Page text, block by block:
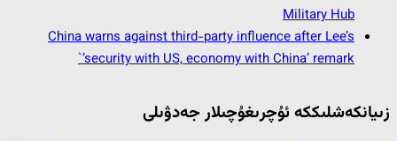
Military Hub
China warns against third-party influence after Lee’s
‘security with US, economy with China’ remark`
زىيانكەشلىككە ئۇچرىغۇچىلار جەدۋىلى